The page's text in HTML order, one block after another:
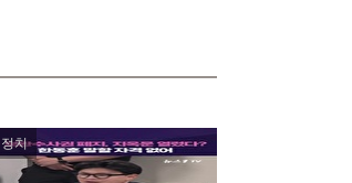
12개 대형산불 동시 발생…
정치